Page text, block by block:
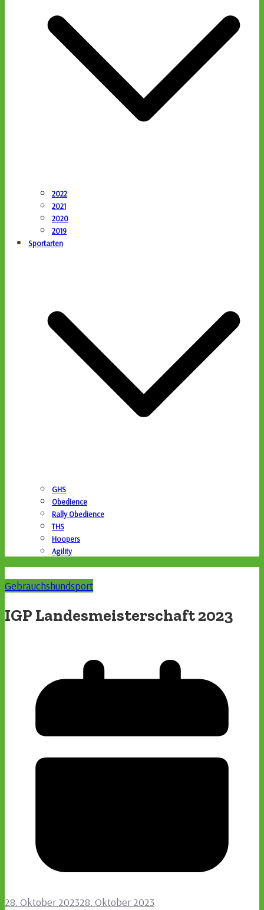
2022
2021
2020
2019
Sportarten
GHS
Obedience
Rally Obedience
THS
Hoopers
Agility
Gebrauchshundsport
IGP Landesmeisterschaft 2023
28. Oktober 202328. Oktober 2023